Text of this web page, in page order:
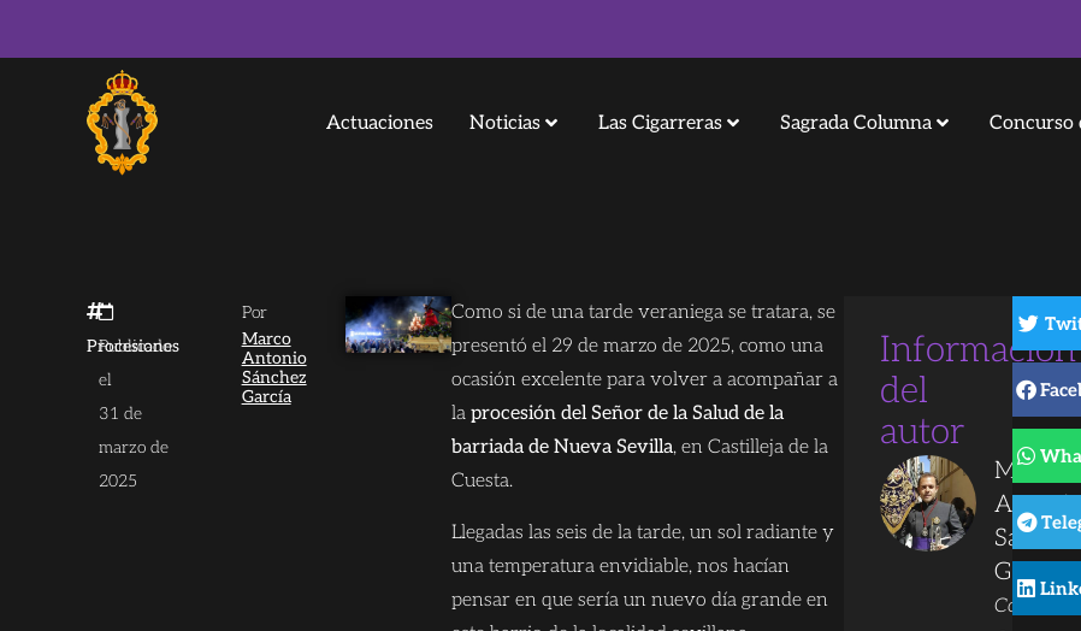
Actuaciones Noticias Las Cigarreras Sagrada Columna Concurso
Procesiones
Publicado
el
31 de
marzo de
2025
Por
Marco
Antonio
Sánchez
García
Como si de una tarde veraniega se tratara, se
presentó el 29 de marzo de 2025, como una
ocasión excelente para volver a acompañar a
la procesión del Señor de la Salud de la
barriada de Nueva Sevilla, en Castilleja de la
Cuesta.
Llegadas las seis de la tarde, un sol radiante y
una temperatura envidiable, nos hacían
pensar en que sería un nuevo día grande en
Información
del
autor
Marco
Antonio
Sánchez
García